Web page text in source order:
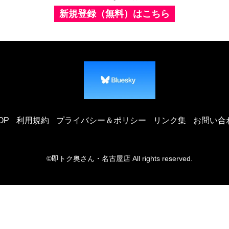
新規登録（無料）はこちら
利用規約 プライバシー＆ポリシー リンク集 お問い合
©即トク奥さん・名古屋店 All rights reserved.